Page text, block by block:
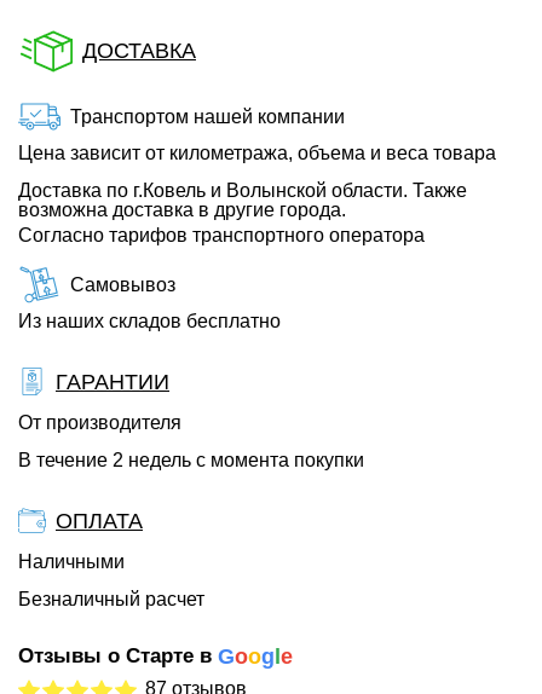
ДОСТАВКА
Транспортом нашей компании
Цена зависит от километража, объема и веса товара
Доставка по г.Ковель и Волынской области. Также
возможна доставка в другие города.
Согласно тарифов транспортного оператора
Самовывоз
Из наших складов бесплатно
ГАРАНТИИ
От производителя
В течение 2 недель с момента покупки
ОПЛАТА
Наличными
Безналичный расчет
Отзывы о Старте в Goog e
87 отзывов